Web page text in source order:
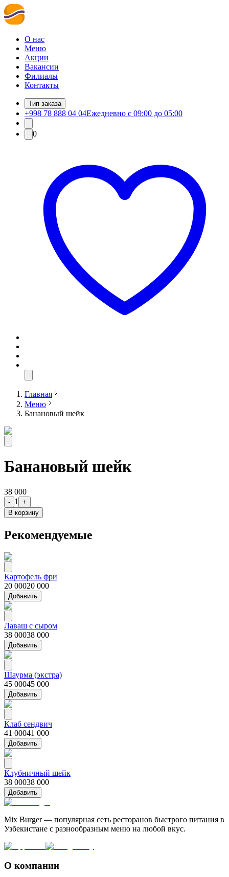
О нас
Меню
Акции
Вакансии
Филиалы
Контакты
Тип заказа
+998 78 888 04 04Ежедневно с 09:00 до 05:00
0
Главная
Меню
Банановый шейк
Банановый шейк
38 000
- 1
+
В корзину
Рекомендуемые
Картофель фри
20 00020 000
Добавить
Лаваш с сыром
38 00038 000
Добавить
Шаурма (экстра)
45 00045 000
Добавить
Клаб сендвич
41 00041 000
Добавить
Клубничный шейк
38 00038 000
Добавить
Mix Burger — популярная сеть ресторанов быстрого питания в
Узбекистане с разнообразным меню на любой вкус.
О компании